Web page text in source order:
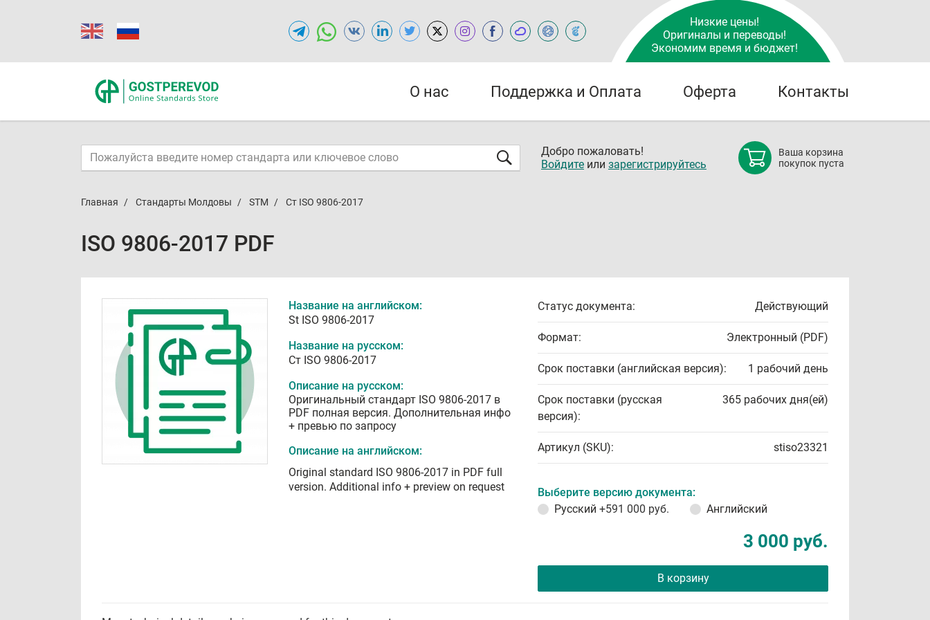
Низкие цены!
Оригиналы и переводы!
Экономим время и бюджет!
О нас Поддержка и Оплата Оферта Контакты
Добро пожаловать!
Войдите или зарегистрируйтесь
Ваша корзина
покупок пуста
Главная Стандарты Молдовы STM Ст ISO 9806-2017
ISO 9806-2017 PDF
Название на английском:
St ISO 9806-2017
Название на русском:
Ст ISO 9806-2017
Описание на русском:
Оригинальный стандарт ISO 9806-2017 в
PDF полная версия. Дополнительная инфо
+ превью по запросу
Описание на английском:
Original standard ISO 9806-2017 in PDF full
version. Additional info + preview on request
Статус документа: Действующий
Формат: Электронный (PDF)
Срок поставки (английская версия): 1 рабочий день
Срок поставки (русская
версия):
365 рабочих дня(ей)
Артикул (SKU): stiso23321
Выберите версию документа:
Русский +591 000 руб. Английский
3 000 руб.
В корзину